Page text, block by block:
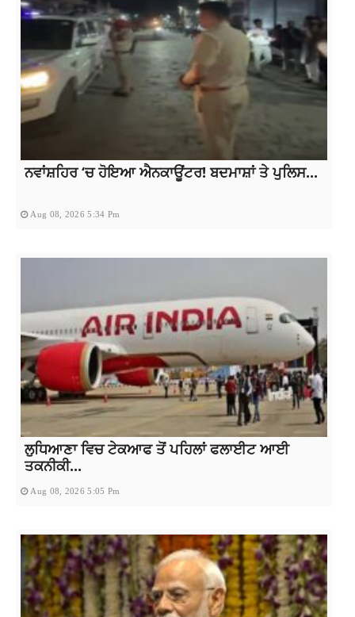
ਨਵਾਂਸ਼ਹਿਰ ‘ਚ ਹੋਇਆ ਐਨਕਾਊਂਟਰ! ਬਦਮਾਸ਼ਾਂ ਤੇ ਪੁਲਿਸ...
Aug 08, 2026 5:34 Pm
ਲੁਧਿਆਣਾ ਵਿਚ ਟੇਕਆਫ ਤੋਂ ਪਹਿਲਾਂ ਫਲਾਈਟ ਆਈ
ਤਕਨੀਕੀ...
Aug 08, 2026 5:05 Pm